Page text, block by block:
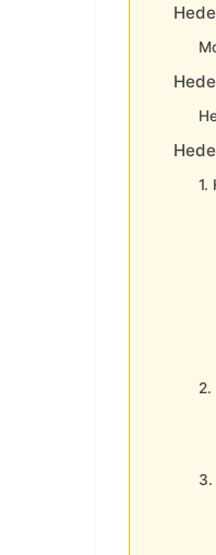
1.
2.
3.